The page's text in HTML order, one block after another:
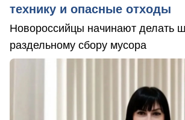
технику и опасные отходы
Новороссийцы начинают делать
раздельному сбору мусора